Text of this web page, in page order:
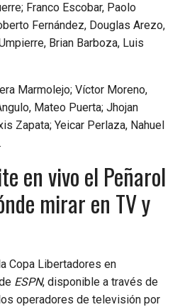
Franco Escobar, Paolo
Fernández, Douglas Arezo,
Brian Barboza, Luis
Marmolejo; Víctor Moreno,
Mateo Puerta; Jhojan
Zapata; Yeicar Perlaza, Nahuel
en vivo el Peñarol
mirar en TV y
Copa Libertadores en
ESPN, disponible a través de
operadores de televisión por